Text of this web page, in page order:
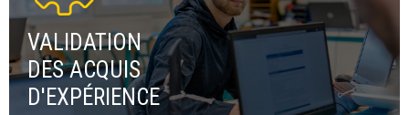
VALIDATION
DES ACQUIS
D'EXPÉRIENCE